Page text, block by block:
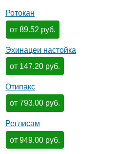
Ротокан
от 89.52 руб.
Эхинацеи настойка
от 147.20 руб.
Отипакс
от 793.00 руб.
Реглисам
от 949.00 руб.